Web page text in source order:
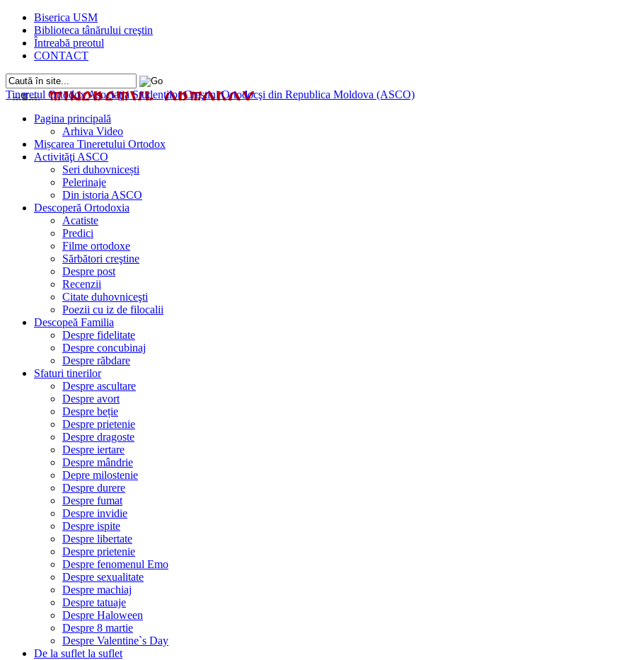
Biserica USM
Biblioteca tânărului creştin
Întreabă preotul
CONTACT
Tineretul OrtodoxAsociaţia Studenţilor Creştini Ortodocşi din Republica Moldova (ASCO)
Pagina principală
Arhiva Video
Mișcarea Tineretului Ortodox
Activităţi ASCO
Seri duhovnicești
Pelerinaje
Din istoria ASCO
Descoperă Ortodoxia
Acatiste
Predici
Filme ortodoxe
Sărbători creştine
Despre post
Recenzii
Citate duhovniceşti
Poezii cu iz de filocalii
Descopeă Familia
Despre fidelitate
Despre concubinaj
Despre răbdare
Sfaturi tinerilor
Despre ascultare
Despre avort
Despre beție
Despre prietenie
Despre dragoste
Despre iertare
Despre mândrie
Depre milostenie
Despre durere
Despre fumat
Despre invidie
Despre ispite
Despre libertate
Despre prietenie
Despre fenomenul Emo
Despre sexualitate
Despre machiaj
Despre tatuaje
Despre Haloween
Despre 8 martie
Despre Valentine`s Day
De la suflet la suflet